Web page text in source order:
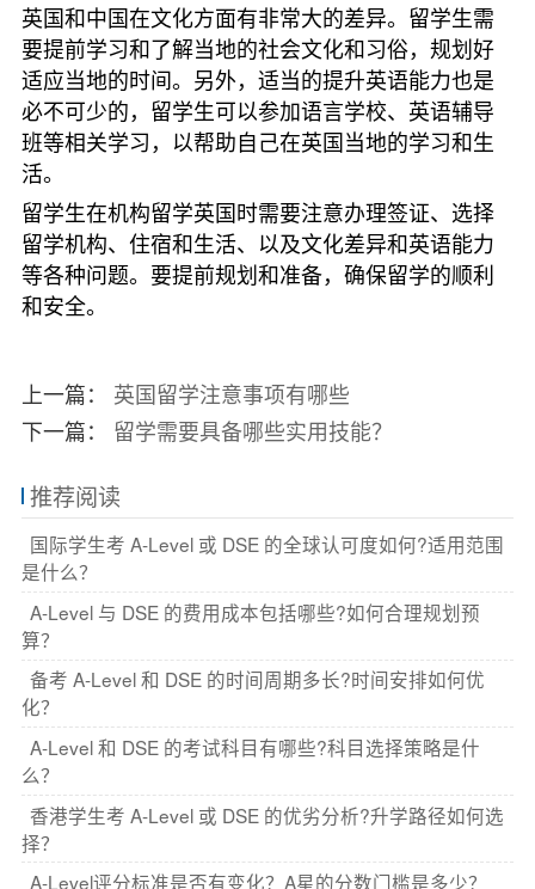
英国和中国在文化方面有非常大的差异。留学生需
要提前学习和了解当地的社会文化和习俗，规划好
适应当地的时间。另外，适当的提升英语能力也是
必不可少的，留学生可以参加语言学校、英语辅导
班等相关学习，以帮助自己在英国当地的学习和生
活。
留学生在机构留学英国时需要注意办理签证、选择
留学机构、住宿和生活、以及文化差异和英语能力
等各种问题。要提前规划和准备，确保留学的顺利
和安全。
上一篇： 英国留学注意事项有哪些
下一篇： 留学需要具备哪些实用技能？
推荐阅读
国际学生考 A-Level 或 DSE 的全球认可度如何?适用范围
是什么？
A-Level 与 DSE 的费用成本包括哪些?如何合理规划预
算？
备考 A-Level 和 DSE 的时间周期多长?时间安排如何优
化？
A-Level 和 DSE 的考试科目有哪些?科目选择策略是什
么？
香港学生考 A-Level 或 DSE 的优劣分析?升学路径如何选
择？
A-Level评分标准是否有变化？A星的分数门槛是多少？